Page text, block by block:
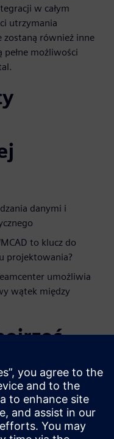
w całym
utrzymania
również inne
pełne możliwości
danymi i
to klucz do
projektowania?
umożliwia
wątek między
elektrycznych